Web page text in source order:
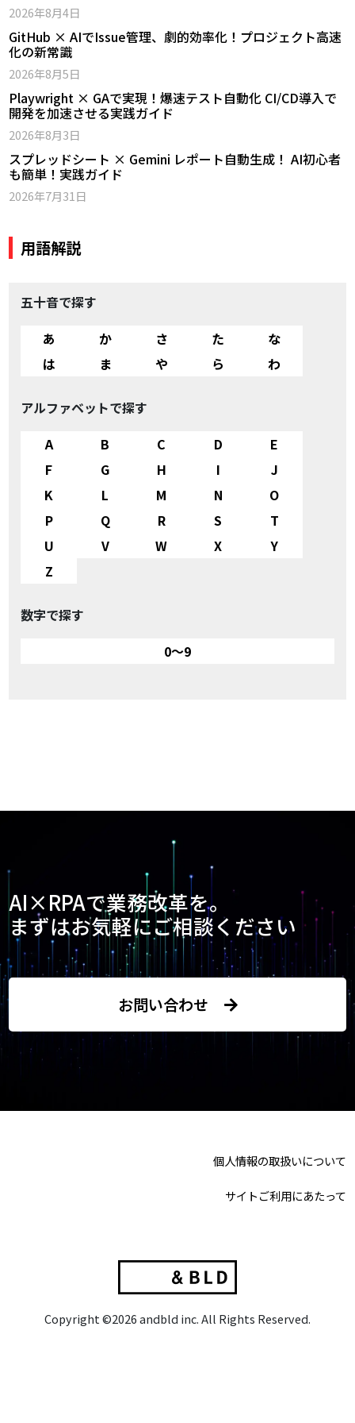
2026年8月4日
GitHub × AIでIssue管理、劇的効率化！プロジェクト高速
化の新常識
2026年8月5日
Playwright × GAで実現！爆速テスト自動化 CI/CD導入で
開発を加速させる実践ガイド
2026年8月3日
スプレッドシート × Gemini レポート自動生成！ AI初心者
も簡単！実践ガイド
2026年7月31日
用語解説
五十音で探す
あ
か さ た
な
は
ま や ら わ
アルファベットで探す
A
B C D
E
F
G H I
J
K
L M N
O
P
Q R S
T
U
V W X
Y
Z
数字で探す
0～9
AI×RPAで業務改革を。
まずはお気軽にご相談ください
お問い合わせ
個人情報の取扱いについて
サイトご利用にあたって
Copyright ©2026 andbld inc. All Rights Reserved.